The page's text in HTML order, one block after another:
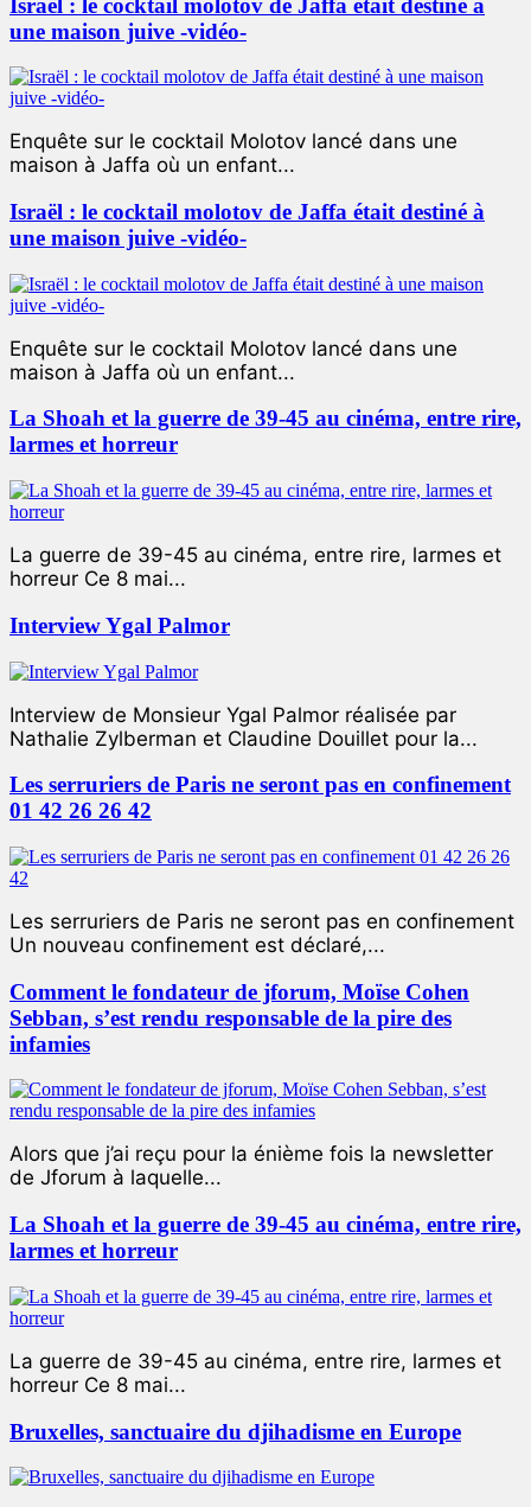
une maison juive -vidéo-
Enquête sur le cocktail Molotov lancé dans une
maison à Jaffa où un enfant...
Israël : le cocktail molotov de Jaffa était destiné à
une maison juive -vidéo-
Enquête sur le cocktail Molotov lancé dans une
maison à Jaffa où un enfant...
La Shoah et la guerre de 39-45 au cinéma, entre rire,
larmes et horreur
La guerre de 39-45 au cinéma, entre rire, larmes et
horreur Ce 8 mai...
Interview Ygal Palmor
Interview de Monsieur Ygal Palmor réalisée par
Nathalie Zylberman et Claudine Douillet pour la...
Les serruriers de Paris ne seront pas en confinement
01 42 26 26 42
Les serruriers de Paris ne seront pas en confinement
Un nouveau confinement est déclaré,...
Comment le fondateur de jforum, Moïse Cohen
Sebban, s’est rendu responsable de la pire des
infamies
Alors que j’ai reçu pour la énième fois la newsletter
de Jforum à laquelle...
La Shoah et la guerre de 39-45 au cinéma, entre rire,
larmes et horreur
La guerre de 39-45 au cinéma, entre rire, larmes et
horreur Ce 8 mai...
Bruxelles, sanctuaire du djihadisme en Europe